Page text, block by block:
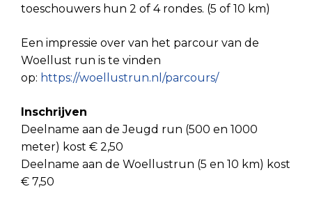
toeschouwers hun 2 of 4 rondes. (5 of 10 km)
Een impressie over van het parcour van de
Woellust run is te vinden
op: https://woellustrun.nl/parcours/
Inschrijven
Deelname aan de Jeugd run (500 en 1000
meter) kost € 2,50
Deelname aan de Woellustrun (5 en 10 km) kost
€ 7,50